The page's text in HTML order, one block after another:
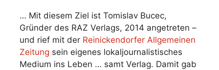
… Mit diesem Ziel ist Tomislav Bucec,
Gründer des RAZ Verlags, 2014 angetreten –
und rief mit der Reinickendorfer Allgemeinen
Zeitung sein eigenes lokaljournalistisches
Medium ins Leben … samt Verlag. Damit gab